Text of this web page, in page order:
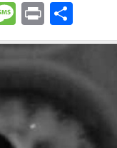
Message
Print